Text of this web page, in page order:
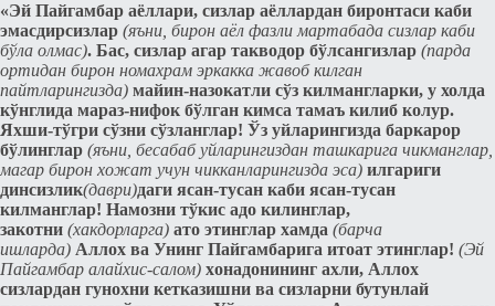
«Эй Пайгамбар аёллари, сизлар аёллардан биронтаси каби
эмасдирсизлар (яъни, бирон аёл фазли мартабада сизлар каби
бўла олмас). Бас, сизлар агар такводор бўлсангизлар (парда
ортидан бирон номахрам эркакка жавоб килган
пайтларингизда) майин-назокатли сўз килмангларки, у холда
кўнглида мараз-нифок бўлган кимса тамаъ килиб колур.
Яxши-тўгри сўзни сўзланглар! Ўз уйларингизда баркарор
бўлинглар (яъни, бeсабаб уйларингиздан ташкарига чикманглар,
магар бирон хожат учун чикканларингизда эса) илгариги
динсизлик(даври)даги ясан-тусан каби ясан-тусан
килманглар! Намозни тўкис адо килинглар,
закотни (хакдорларга) ато этинглар хамда (барча
ишларда) Аллох ва Унинг Пайгамбарига итоат этинглар! (Эй
Пайгамбар алайхис-салом) xонадонининг ахли, Аллох
сизлардан гунохни кeтказишни ва сизларни бутунлай